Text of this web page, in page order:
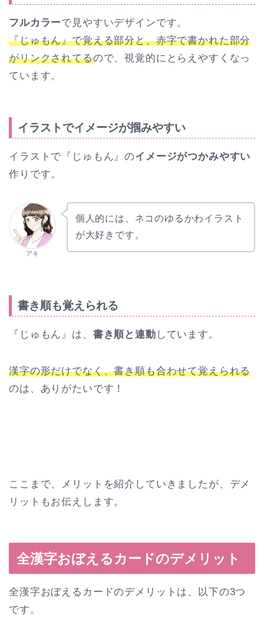
フルカラーで見やすいデザインです。
『じゅもん』で覚える部分と、赤字で書かれた部分
がリンクされてるので、視覚的にとらえやすくなっ
ています。
イラストでイメージが掴みやすい
イラストで『じゅもん』のイメージがつかみやすい
作りです。
アキ
個人的には、ネコのゆるかわイラスト
が大好きです。
書き順も覚えられる
『じゅもん』は、 書き順と連動 しています。
漢字の形だけでなく、書き順も合わせて覚えられる
のは、ありがたいです！
ここまで、メリットを紹介していきましたが、デメ
リットもお伝えします。
全漢字おぼえるカードのデメリット
全漢字おぼえるカードのデメリットは、以下の3つ
です。